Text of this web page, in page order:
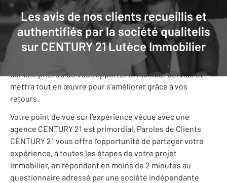
Les avis de nos clients recueillis et
authentifiés par la société qualitelis
sur CENTURY 21 Lutèce Immobilier
Agence immobilière Avis de nos clients
CENTURY 21 Lutèce Immobilier: nos
clients donnent leurs avis
Notre agence CENTURY 21 Lutèce Immobilier s’est fixée
comme priorité de vous apporter le meilleur service et
mettra tout en œuvre pour s’améliorer grâce à vos
retours.
Votre point de vue sur l’expérience vécue avec une
agence CENTURY 21 est primordial. Paroles de Clients
CENTURY 21 vous offre l’opportunité de partager votre
expérience, à toutes les étapes de votre projet
immobilier, en répondant en moins de 2 minutes au
questionnaire adressé par une société indépendante